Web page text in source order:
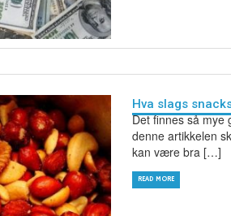
Hva slags
Det finnes så mye
denne artikkelen
kan være bra […]
READ MORE